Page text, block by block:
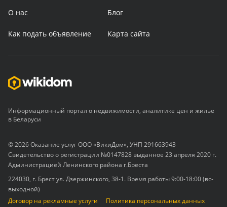
О нас Блог
Как подать объявление Карта сайта
Информационный портал о недвижимости, аналитике цен и жилье
в Беларуси
© 2026 Оказание услуг ООО «ВикиДом», УНП 291663943
Свидетельство о регистрации №0147828 выданное 23 апреля 2020 г.
Администрацией Ленинского района г.Бреста
224030, г. Брест ул. Дзержинского, 38-1. Время работы 9:00-18:00 (вс-
выходной)
Договор на рекламные услуги
Политика персональных данных